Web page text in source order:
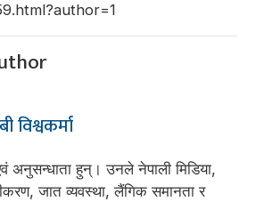
विश्वकर्मा
अनुसन्धाता हुन्। उनले नेपाली मिडिया,
जात व्यवस्था, लैंगिक समानता र